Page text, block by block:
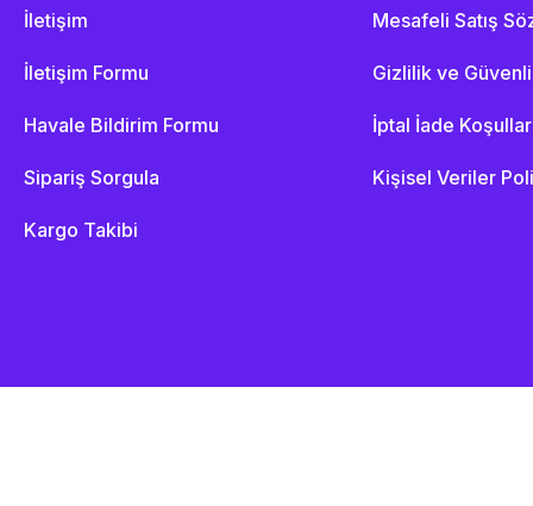
İletişim
İletişim Formu
Havale Bildirim Formu
Sipariş Sorgula
Kargo Takibi
Mesafeli Satış
Gizlilik ve
İptal İade
Kişisel Veriler